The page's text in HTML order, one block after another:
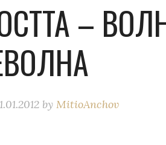
–
by MitioAnchov